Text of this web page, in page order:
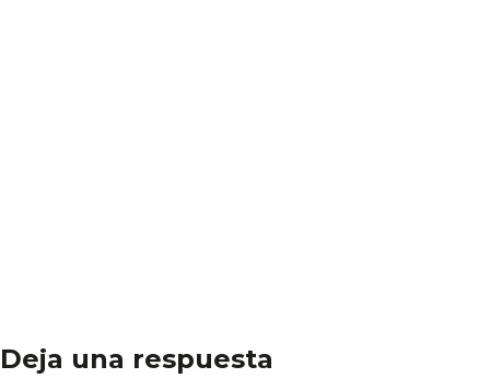
Deja una respuesta